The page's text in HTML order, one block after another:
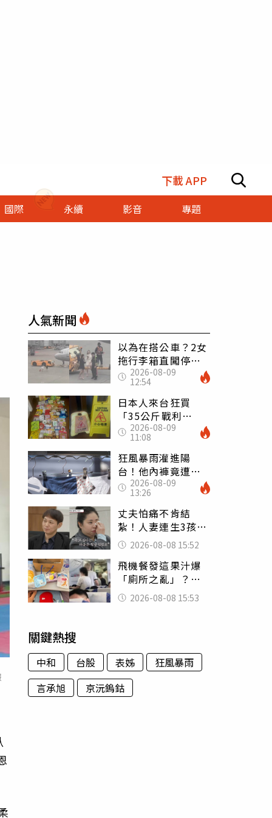
下載 APP
國際 永續 影音 專題
人氣新聞
以為在搭公車？2女
拖行李箱直闖停機
坪「揮手攔機」
荒謬影片曝網傻眼
2026-08-09
12:54
日本人來台狂買
「35公斤戰利
品」 連拜拜用紅
盤、「小心地滑」
告示牌也帶回家
2026-08-09
11:08
狂風暴雨灌進陽
台！他內褲竟遭颱
風吹走 陳世軒神
回1句笑翻上萬網友
2026-08-09
13:26
丈夫怕痛不肯結
紮！人妻連生3孩
控遭家暴淚喊：真
的好累
2026-08-08 15:52
飛機餐發這果汁爆
「廁所之亂」？乘
客崩潰：差點丟大
臉 醫揭3類人別亂
2026-08-08 15:53
關鍵熱搜
中和 台股 表姊
狂風暴雨
言承旭
京沅鎢鈷